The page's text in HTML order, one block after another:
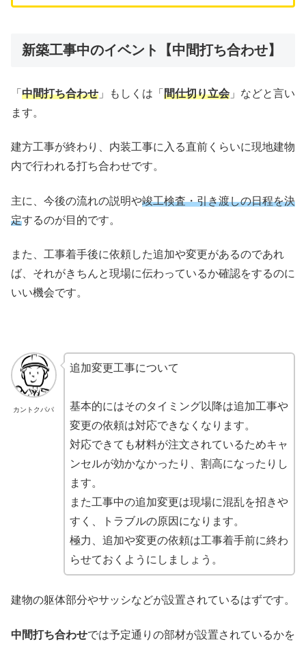
新築工事中のイベント【中間打ち合わせ】
「 中間打ち合わせ 」もしくは「 間仕切り立会 」などと言い
ます。
建方工事が終わり、内装工事に入る直前くらいに現地建物
内で行われる打ち合わせです。
主に、今後の流れの説明や竣工検査・引き渡しの日程を決
定するのが目的です。
また、工事着手後に依頼した追加や変更があるのであれ
ば、それがきちんと現場に伝わっているか確認をするのに
いい機会です。
カントクパパ
追加変更工事について
基本的にはそのタイミング以降は追加工事や
変更の依頼は対応できなくなります。
対応できても材料が注文されているためキャ
ンセルが効かなかったり、割高になったりし
ます。
また工事中の追加変更は現場に混乱を招きや
すく、トラブルの原因になります。
極力、追加や変更の依頼は工事着手前に終わ
らせておくようにしましょう。
建物の躯体部分やサッシなどが設置されているはずです。
中間打ち合わせでは予定通りの部材が設置されているかを